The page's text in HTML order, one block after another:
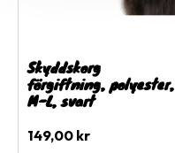
Skyddskorg
förgiftning, polyester,
M-L, svart
149,00 kr